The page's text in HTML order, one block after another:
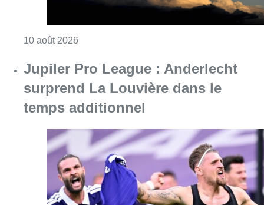
10 août 2026Consulter l'article "Jupiler Pro League :
Chaleur : 95% des maisons de